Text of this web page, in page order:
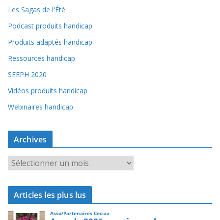
Les Sagas de l'Été
Podcast produits handicap
Produits adaptés handicap
Ressources handicap
SEEPH 2020
Vidéos produits handicap
Webinaires handicap
Archives
r
c
i
Articles les plus lus